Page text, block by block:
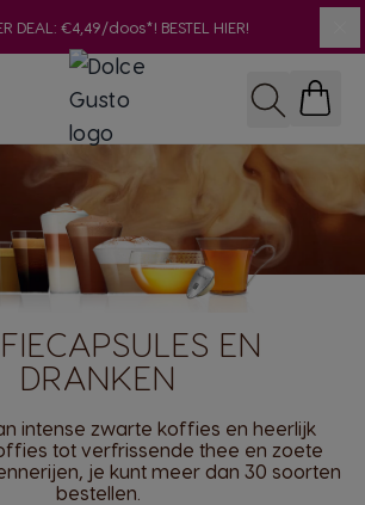
DEAL: €4,49/doos*! BESTEL HIER!
Zoeken
EN
DRANKEN
intense zwarte koffies en heerlijk
tot verfrissende thee en zoete
je kunt meer dan 30 soorten
bestellen.